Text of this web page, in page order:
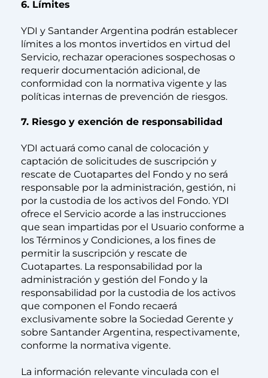
6. Límites
YDI y Santander Argentina podrán establecer
límites a los montos invertidos en virtud del
Servicio, rechazar operaciones sospechosas o
requerir documentación adicional, de
conformidad con la normativa vigente y las
políticas internas de prevención de riesgos.
7. Riesgo y exención de responsabilidad
YDI actuará como canal de colocación y
captación de solicitudes de suscripción y
rescate de Cuotapartes del Fondo y no será
responsable por la administración, gestión, ni
por la custodia de los activos del Fondo. YDI
ofrece el Servicio acorde a las instrucciones
que sean impartidas por el Usuario conforme a
los Términos y Condiciones, a los fines de
permitir la suscripción y rescate de
Cuotapartes. La responsabilidad por la
administración y gestión del Fondo y la
responsabilidad por la custodia de los activos
que componen el Fondo recaerá
exclusivamente sobre la Sociedad Gerente y
sobre Santander Argentina, respectivamente,
conforme la normativa vigente.
La información relevante vinculada con el